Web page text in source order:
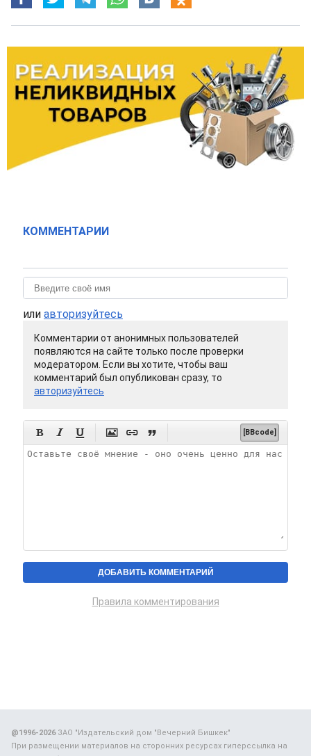
КОММЕНТАРИИ
или авторизуйтесь
Комментарии от анонимных пользователей
появляются на сайте только после проверки
модератором. Если вы хотите, чтобы ваш
комментарий был опубликован сразу, то
авторизуйтесь
      [BBcode]
Правила комментирования
@1996-2026ЗАО "Издательский дом "Вечерний Бишкек"
При размещении материалов на сторонних ресурсах гиперссылка на